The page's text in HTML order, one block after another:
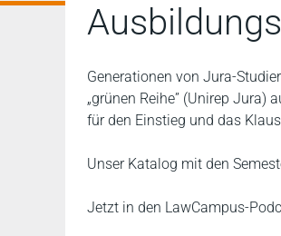
Generationen von Jura-
„grünen Reihe” (Unirep
für den Einstieg und das
Unser Katalog mit den
Jetzt in den LawCampus-